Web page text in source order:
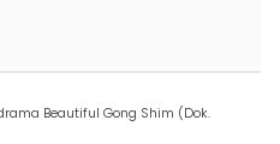
Beautiful Gong Shim (Dok.